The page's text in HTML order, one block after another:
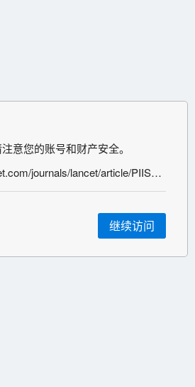
意您的账号和财产安全。
https://www.thelancet.com/journals/lancet/article/PIIS0140-6736(20)30183-5/fulltext
继续访问